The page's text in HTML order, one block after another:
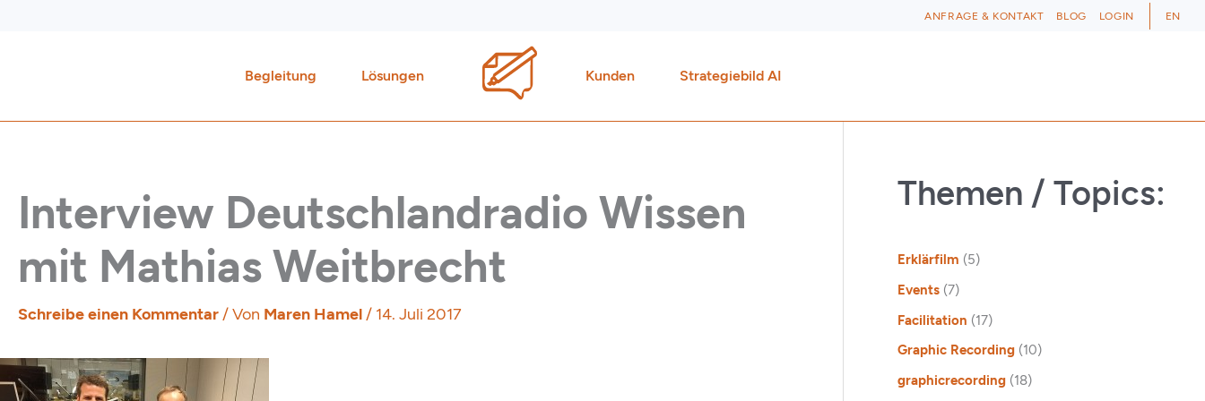
ANFRAGE & KONTAKT BLOG LOGIN EN
Begleitung Lösungen Kunden Strategiebild AI
Interview Deutschlandradio Wissen
mit Mathias Weitbrecht
Schreibe einen Kommentar/ Von Maren Hamel/ 14. Juli 2017
Themen / Topics:
Erklärfilm (5)
Events(7)
Facilitation (17)
Graphic Recording(10)
graphicrecording(18)